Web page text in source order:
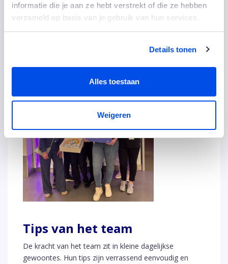
informatie die je aan ze hebt verstrekt of die ze hebben
verzameld op basis van je gebruik van hun services.
Details tonen
Alles toestaan
Weigeren
druk hoog is – maken dat dit team gastvrijheid elke
dag opnieuw waarmaakt.
Tips van het team
De kracht van het team zit in kleine dagelijkse
gewoontes. Hun tips zijn verrassend eenvoudig en